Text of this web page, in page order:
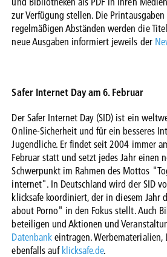
zur Verfügung stellen. Die
regelmäßigen Abständen werden die
neue Ausgaben informiert jeweils der
Safer Internet Day am 6. Februar
Der Safer Internet Day (SID) ist ein
Online-Sicherheit und für ein besseres
Jugendliche. Er findet seit 2004 immer
Februar statt und setzt jedes Jahr einen
Schwerpunkt im Rahmen des Mottos
internet". In Deutschland wird der SID
klicksafe koordiniert, der in diesem Jahr
about Porno" in den Fokus stellt. Auch
beteiligen und Aktionen und
Datenbankeintragen. Werbematerialien,
ebenfalls aufklicksafe.de.